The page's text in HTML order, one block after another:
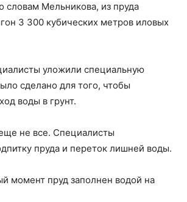
словам Мельникова, из пруда
3 300 кубических метров иловых
уложили специальную
сделано для того, чтобы
воды в грунт.
не все. Специалисты
пруда и переток лишней воды.
момент пруд заполнен водой на